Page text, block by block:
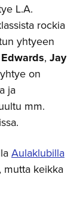
L.A.
rockia
yhtyeen
, Jay
on
ja
mm.
Aulaklubilla
mutta keikka